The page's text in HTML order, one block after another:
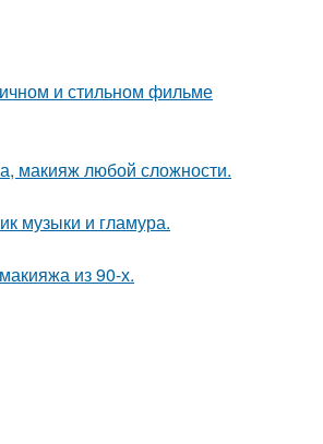
и стильном фильме
макияж любой сложности.
музыки и гламура.
из 90-х.